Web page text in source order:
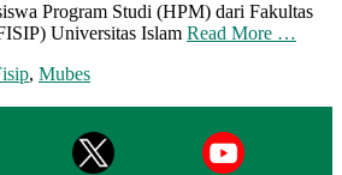
Program Studi (HPM) dari Fakultas
Universitas Islam Read More …
, Mubes